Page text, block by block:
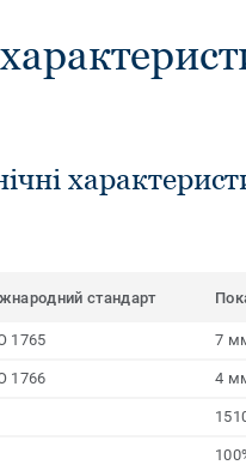
стандарт
1765 7
1766 4